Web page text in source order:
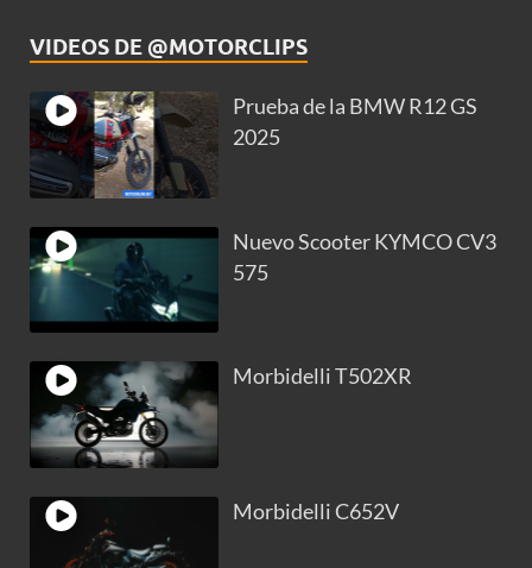
VIDEOS DE @MOTORCLIPS
Prueba de la BMW R12 GS
2025
Nuevo Scooter KYMCO CV3
575
Morbidelli T502XR
Morbidelli C652V